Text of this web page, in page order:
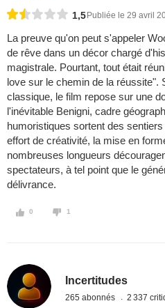
1,5 Publiée le 29 avril
La preuve qu'on peut s'appeler
de rêve dans un décor chargé
magistrale. Pourtant, tout était
love sur le chemin de la réussite".
classique, le film repose sur une
l'inévitable Benigni, cadre
humoristiques sortent des
effort de créativité, la mise en
nombreuses longueurs
spectateurs, à tel point que le
délivrance.
0 1
Incertitudes
265 abonnés 2 337